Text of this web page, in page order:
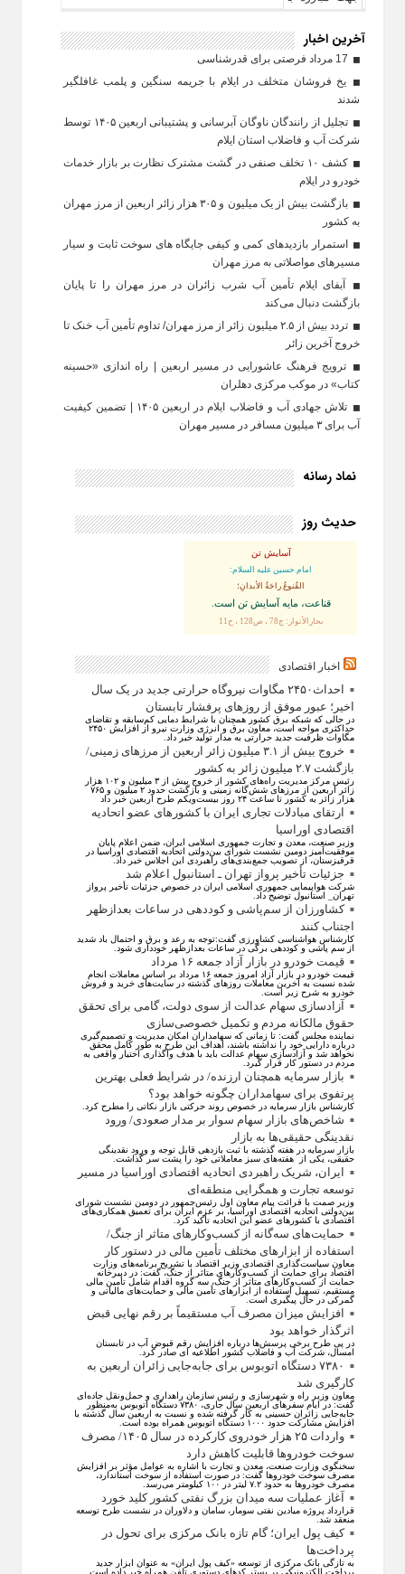
آخرین اخبار
یخ‌ فروشان متخلف در ایلام با جریمه سنگین و پلمب غافلگیر
شدند
تجلیل از رانندگان ناوگان آبرسانی و پشتیبانی اربعین ۱۴۰۵ توسط
شرکت آب و فاضلاب استان ایلام
کشف ۱۰ تخلف صنفی در گشت مشترک نظارت بر بازار خدمات
خودرو در ایلام
بازگشت بیش از یک میلیون و ۳۰۵ هزار زائر اربعین از مرز مهران
به کشور
استمرار بازدیدهای کمی و کیفی جایگاه‌ های سوخت ثابت و سیار
مسیرهای مواصلاتی به مرز مهران
آبفای ایلام تأمین آب شرب زائران در مرز مهران را تا پایان
بازگشت دنبال می‌کند
تردد بیش از ۲.۵ میلیون زائر از مرز مهران/ تداوم تأمین آب خنک تا
خروج آخرین زائر
ترویج فرهنگ عاشورایی در مسیر اربعین | راه‌ اندازی «حسینه
کتاب» در موکب مرکزی دهلران
تلاش جهادی آب و فاضلاب ایلام در اربعین ۱۴۰۵ | تضمین کیفیت
آب برای ۳ میلیون مسافر در مسیر مهران
نماد رسانه
حدیث روز
آسایش تن
امام حسین علیه السلام:
القُنوعُ راحَةُ الأبدانِ؛
قناعت، مايه آسايش تن است.
بحارالأنوار: ج78 ، ص128 ، ح11
اخبار اقتصادی
احداث۲۴۵۰ مگاوات نیروگاه حرارتی جدید در یک سال
اخیر؛ عبور موفق از روز‌های پرفشار تابستان
در حالی که شبکه برق کشور همچنان با شرایط دمایی کم‌سابقه و تقاضای
حداکثری مواجه است، معاون برق و انرژی وزارت نیرو از افزایش ۲۴۵۰
مگاوات ظرفیت جدید حرارتی به مدار تولید خبر داد.
خروج بیش از ۳.۱ میلیون زائر اربعین از مرزهای زمینی/
بازگشت ۲.۷ میلیون زائر به کشور
رئیس مرکز مدیریت راه‌های کشور از خروج بیش از ۳ میلیون و ۱۰۲ هزار
زائر اربعین از مرزهای شش‌گانه زمینی و بازگشت حدود ۲ میلیون و ۷۶۵
هزار زائر به کشور تا ساعت ۲۴ روز بیست‌ویکم طرح اربعین خبر داد
ارتقای مبادلات تجاری ایران با کشور‌های عضو اتحادیه
اقتصادی اوراسیا
وزیر صنعت، معدن و تجارت جمهوری اسلامی ایران، ضمن اعلام پایان
موفقیت‌آمیز دومین نشست شورای بین‌دولتی اتحادیه اقتصادی اوراسیا در
قرقیزستان، از تصویب جمع‌بندی‌های راهبردی این اجلاس خبر داد.
جزئیات تأخیر پرواز تهران ـ استانبول اعلام شد
شرکت هواپیمایی جمهوری اسلامی ایران در خصوص جزئیات تأخیر پرواز
تهران_ استانبول توضیح داد.
کشاورزان از سم‌پاشی و کوددهی در ساعات بعدازظهر
اجتناب کنند
کارشناس هواشناسی کشاورزی گفت:توجه به رعد و برق و احتمال باد شدید
از سم پاشی و کوددهی برگی در ساعات بعدازظهر خودداری شود.
قیمت خودرو در بازار آزاد جمعه ۱۶ مرداد
قیمت خودرو در بازار آزاد امروز جمعه ۱۶ مرداد بر اساس معاملات انجام
شده نسبت به آخرین معاملات روز‌های گذشته در سایت‌های خرید و فروش
خودرو به شرح زیر است.
آزادسازی سهام عدالت از سوی دولت، گامی برای تحقق
حقوق مالکانه مردم و تکمیل خصوصی‌سازی
نماینده مجلس گفت: تا زمانی که سهامداران امکان مدیریت و تصمیم‌گیری
درباره دارایی خود را نداشته باشند، اهداف این طرح به طور کامل محقق
نخواهد شد و آزادسازی سهام عدالت باید با هدف واگذاری اختیار واقعی به
مردم در دستور کار قرار گیرد.
بازار سرمایه همچنان ارزنده/ در شرایط فعلی بهترین
پرتفوی برای سهامداران چگونه خواهد بود؟
کارشناس بازار سرمایه در خصوص روند حرکتی بازار نکاتی را مطرح کرد.
شاخص‌های بازار سهام سوار بر مدار صعودی/ ورود
نقدینگی حقیقی‌ها به بازار
بازار سرمایه در هفته گذشته با ثبت بازدهی قابل توجه و ورود نقدینگی
حقیقی، یکی از هفته‌های سبز معاملاتی خود را پشت سر گذاشت.
ایران، شریک راهبردی اتحادیه اقتصادی اوراسیا در مسیر
توسعه تجارت و همگرایی منطقه‌ای
وزیر صمت با قرائت پیام معاون اول رئیس‌جمهور در دومین نشست شورای
بین‌دولتی اتحادیه اقتصادی اوراسیا، بر عزم ایران برای تعمیق همکاری‌های
اقتصادی با کشورهای عضو این اتحادیه تأکید کرد.
حمایت‌های سه‌گانه از کسب‌وکارهای متاثر از جنگ/
استفاده از ابزارهای مختلف تأمین مالی در دستور کار
معاون سیاست‌گذاری اقتصادی وزیر اقتصاد با تشریح برنامه‌های وزارت
اقتصاد برای حمایت از کسب‌وکار‌های متاثر از جنگ، گفت: در دبیرخانه
حمایت از کسب‌وکار‌های متاثر از جنگ، سه گروه اقدام شامل تأمین مالی
مستقیم، تسهیل استفاده از ابزار‌های تأمین مالی و حمایت‌های مالیاتی و
گمرکی در حال پیگیری است.
افزایش میزان مصرف آب مستقیماً بر رقم نهایی قبض
اثرگذار خواهد بود
در پی طرح برخی پرسش‌ها درباره افزایش رقم قبوض آب در تابستان
امسال، شرکت آب و فاضلاب کشور اطلاعیه ای صادر کرد.
۷۳۸۰ دستگاه اتوبوس برای جابه‌جایی زائران اربعین به
کارگیری شد
معاون وزیر راه و شهرسازی و رئیس سازمان راهداری و حمل‌ونقل جاده‌ای
گفت: در ایام سفرهای اربعین سال جاری، ۷۳۸۰ دستگاه اتوبوس به‌منظور
جابه‌جایی زائران حسینی به‌ کار گرفته شده و نسبت به اربعین سال گذشته با
افزایش مشارکت حدود ۱۰۰۰ دستگاه اتوبوس همراه بوده است.
واردات ۲۵ هزار خودروی کارکرده در سال ۱۴۰۵/ مصرف
سوخت خودرو‌ها قابلیت کاهش دارد
سخنگوی وزارت صنعت، معدن و تجارت با اشاره به عوامل مؤثر بر افزایش
مصرف سوخت خودرو‌ها گفت: در صورت استفاده از سوخت استاندارد،
مصرف خودرو‌ها به حدود ۷.۲ لیتر در ۱۰۰ کیلومتر می‌رسد.
آغاز عملیات سه میدان بزرگ نفتی کشور کلید خورد
قرارداد پروژه میادین نفتی سومار، سامان و دلاوران در نشست طرح توسعه
منعقد شد.
کیف پول ایران؛ گام تازه بانک مرکزی برای تحول در
پرداخت‌ها
به تازگی بانک مرکزی از توسعه «کیف پول ایران» به عنوان ابزار جدید